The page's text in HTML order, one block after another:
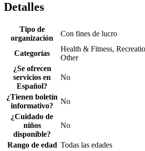
Detalles
Tipo de
organización
Con fines de lucro
Categorías
Health & Fitness,
Other
¿Se ofrecen
servicios en
Español?
No
¿Tienen boletín
informativo?
No
¿Cuidado de
niños
disponible?
No
Rango de edad Todas las edades